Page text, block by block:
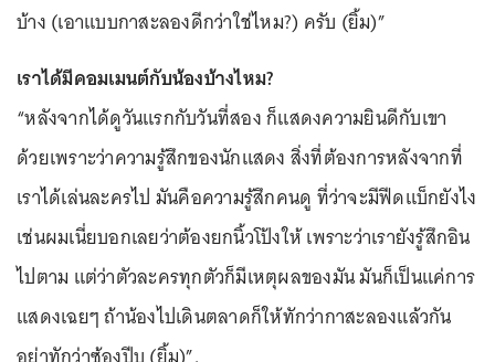
บ้าง (เอาแบบกาสะลองดีกว่าใช่ไหม?) ครับ (ยิ้ม)”
เราได้มีคอมเมนต์กับน้องบ้างไหม?
“หลังจากได้ดูวันแรกกับวันที่สอง ก็แสดงความยินดีกับเขา
ด้วยเพราะว่าความรู้สึกของนักแสดง สิ่งที่ต้องการหลังจากที่
เราได้เล่นละครไป มันคือความรู้สึกคนดู ที่ว่าจะมีฟีดแบ็กยังไง
เช่นผมเนี่ยบอกเลยว่าต้องยกนิ้วโป้งให้ เพราะว่าเรายังรู้สึกอิน
ไปตาม แต่ว่าตัวละครทุกตัวก็มีเหตุผลของมัน มันก็เป็นแค่การ
แสดงเฉยๆ ถ้าน้องไปเดินตลาดก็ให้ทักว่ากาสะลองแล้วกัน